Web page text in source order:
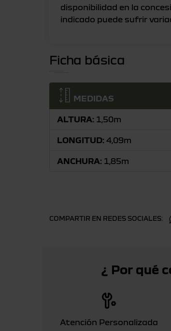
disponibilidad en la
Ficha básica
MEDIDAS
ALTURA: 1,50m
LONGITUD: 4,09m
ANCHURA: 1,85m
COMPARTIR EN REDES SOCIALES:
¿ Por qué
Atención Personalizada